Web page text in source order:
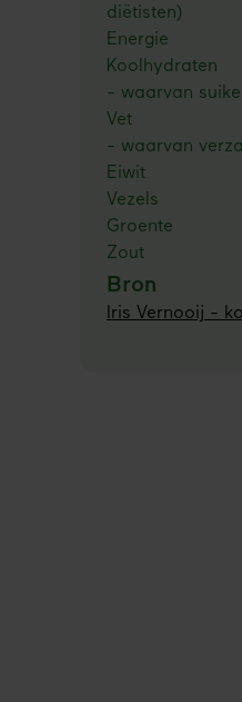
diëtisten)
Energie
Koolhydraten
- waarvan
Vet
- waarvan
Eiwit
Vezels
Groente
Zout
Bron
Iris Vernooij -